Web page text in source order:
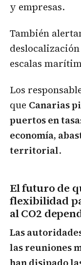
y empresas.
También
escalas
Los
que Canarias
puertos en
economía,
territorial.
El futuro de
flexibilidad
al CO2
Las
las reuniones